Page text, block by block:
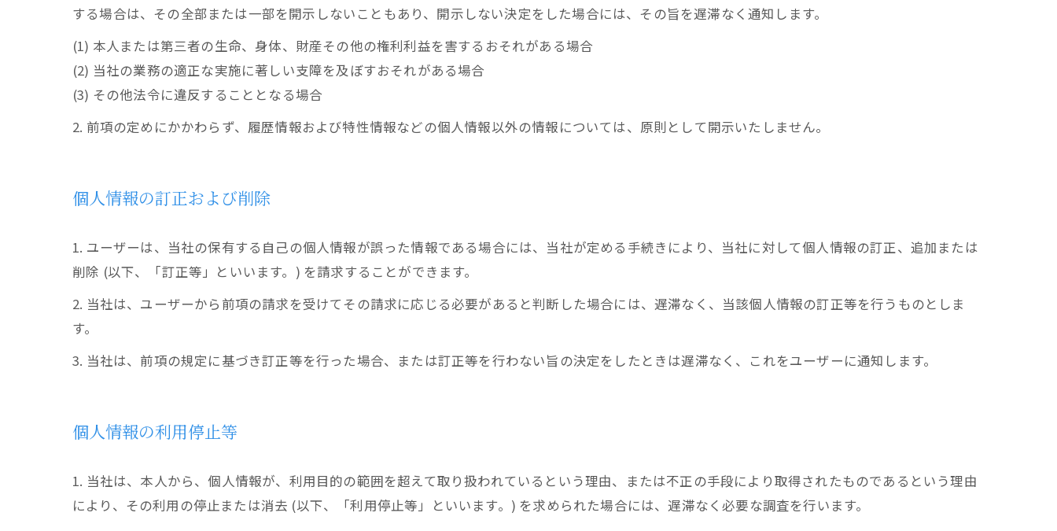
する場合は、その全部または一部を開示しないこともあり、開示しない決定をした場合には、その旨を遅滞なく通知します。
(1) 本人または第三者の生命、身体、財産その他の権利利益を害するおそれがある場合
(2) 当社の業務の適正な実施に著しい支障を及ぼすおそれがある場合
(3) その他法令に違反することとなる場合
2. 前項の定めにかかわらず、履歴情報および特性情報などの個人情報以外の情報については、原則として開示いたしません。
個人情報の訂正および削除
1. ユーザーは、当社の保有する自己の個人情報が誤った情報である場合には、当社が定める手続きにより、当社に対して個人情報の訂正、追加または
削除 (以下、「訂正等」といいます。) を請求することができます。
2. 当社は、ユーザーから前項の請求を受けてその請求に応じる必要があると判断した場合には、遅滞なく、当該個人情報の訂正等を行うものとしま
す。
3. 当社は、前項の規定に基づき訂正等を行った場合、または訂正等を行わない旨の決定をしたときは遅滞なく、これをユーザーに通知します。
個人情報の利用停止等
1. 当社は、本人から、個人情報が、利用目的の範囲を超えて取り扱われているという理由、または不正の手段により取得されたものであるという理由
により、その利用の停止または消去 (以下、「利用停止等」といいます。) を求められた場合には、遅滞なく必要な調査を行います。